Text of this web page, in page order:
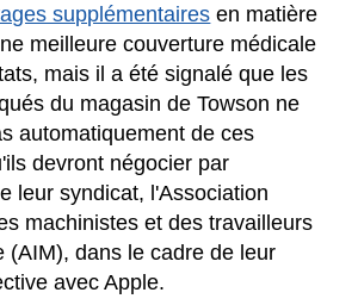
supplémentaires en matière
meilleure couverture médicale
mais il a été signalé que les
du magasin de Towson ne
automatiquement de ces
devront négocier par
leur syndicat, l'Association
machinistes et des travailleurs
(AIM), dans le cadre de leur
avec Apple.